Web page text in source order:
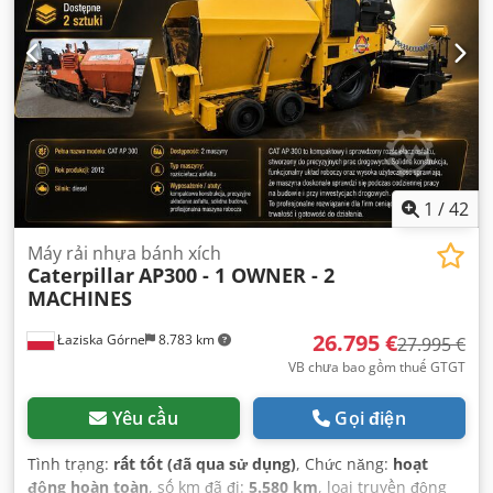
1 /42
Łaziska Górne 8.783 km
Máy rải nhựa bánh xích
CaterpillarAP300 - 1 OWNER - 2
MACHINES
26.795 €27.995 €
VB chưa bao gồm thuế GTGT
Yêu cầu Gọi điện
Tình trạng: rất tốt (đã qua sử dụng), Chức năng: hoạt
động hoàn toàn, số km đã đi: 5.580 km, loại truyền động